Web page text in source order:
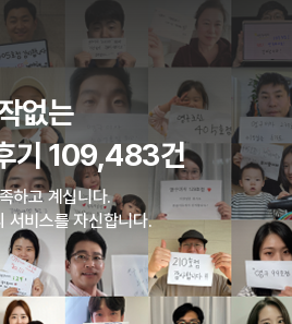
없는
기 109,483건
하고 계십니다.
서비스를 자신합니다.